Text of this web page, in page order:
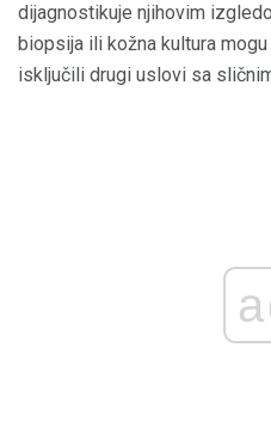
dijagnostikuje njihovim
biopsija ili kožna kultura
isključili drugi uslovi sa